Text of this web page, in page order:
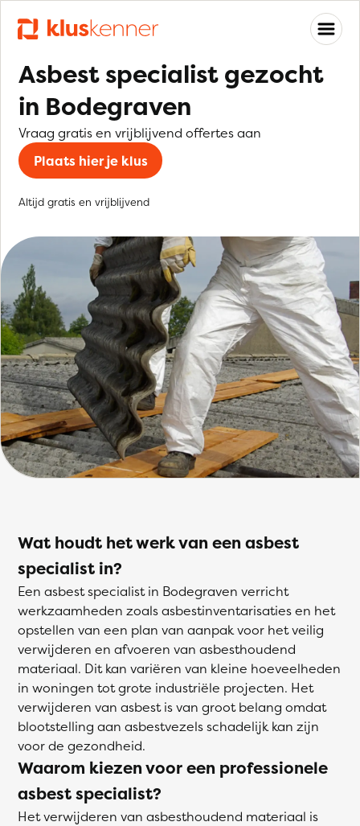
Asbest specialist gezocht
in Bodegraven
Vraag gratis en vrijblijvend offertes aan
Plaats hier je klus
Altijd gratis en vrijblijvend
Wat houdt het werk van een asbest
specialist in?
Een asbest specialist in Bodegraven verricht
werkzaamheden zoals asbestinventarisaties en het
opstellen van een plan van aanpak voor het veilig
verwijderen en afvoeren van asbesthoudend
materiaal. Dit kan variëren van kleine hoeveelheden
in woningen tot grote industriële projecten. Het
verwijderen van asbest is van groot belang omdat
blootstelling aan asbestvezels schadelijk kan zijn
voor de gezondheid.
Waarom kiezen voor een professionele
asbest specialist?
Het verwijderen van asbesthoudend materiaal is